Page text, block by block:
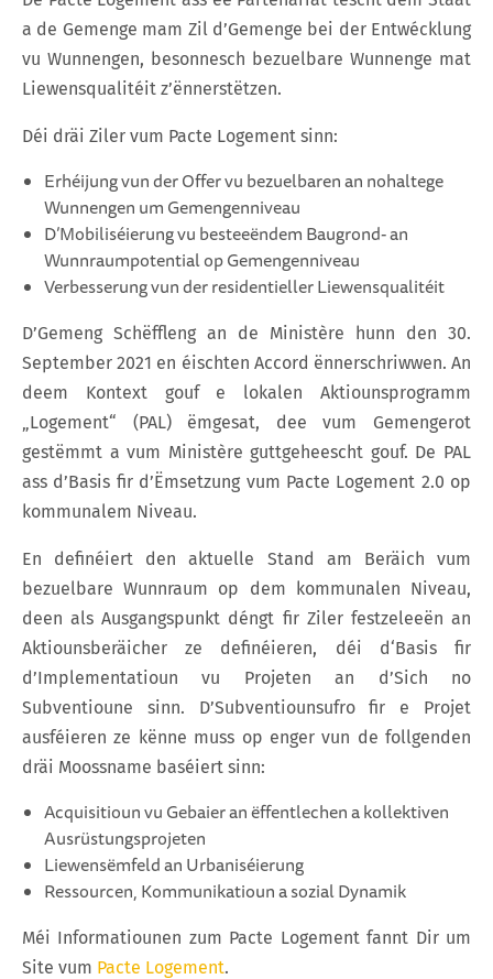
a de Gemenge mam Zil d’Gemenge bei der Entwécklung
vu Wunnengen, besonnesch bezuelbare Wunnenge mat
Liewensqualitéit z’ënnerstëtzen.
Déi dräi Ziler vum Pacte Logement sinn:
Erhéijung vun der Offer vu bezuelbaren an nohaltege
Wunnengen um Gemengenniveau
D’Mobiliséierung vu besteeëndem Baugrond- an
Wunnraumpotential op Gemengenniveau
Verbesserung vun der residentieller Liewensqualitéit
D’Gemeng Schëffleng an de Ministère hunn den 30.
September 2021 en éischten Accord ënnerschriwwen. An
deem Kontext gouf e lokalen Aktiounsprogramm
„Logement“ (PAL) ëmgesat, dee vum Gemengerot
gestëmmt a vum Ministère guttgeheescht gouf. De PAL
ass d’Basis fir d’Ëmsetzung vum Pacte Logement 2.0 op
kommunalem Niveau.
En definéiert den aktuelle Stand am Beräich vum
bezuelbare Wunnraum op dem kommunalen Niveau,
deen als Ausgangspunkt déngt fir Ziler festzeleeën an
Aktiounsberäicher ze definéieren, déi d‘Basis fir
d’Implementatioun vu Projeten an d’Sich no
Subventioune sinn. D’Subventiounsufro fir e Projet
ausféieren ze kënne muss op enger vun de follgenden
dräi Moossname baséiert sinn:
Acquisitioun vu Gebaier an ëffentlechen a kollektiven
Ausrüstungsprojeten
Liewensëmfeld an Urbaniséierung
Ressourcen, Kommunikatioun a sozial Dynamik
Méi Informatiounen zum Pacte Logement fannt Dir um
Site vum Pacte Logement.